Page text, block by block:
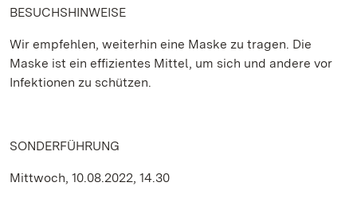
BESUCHSHINWEISE
Wir empfehlen, weiterhin eine Maske zu tragen. Die
Maske ist ein effizientes Mittel, um sich und andere vor
Infektionen zu schützen.
SONDERFÜHRUNG
Mittwoch, 10.08.2022, 14.30